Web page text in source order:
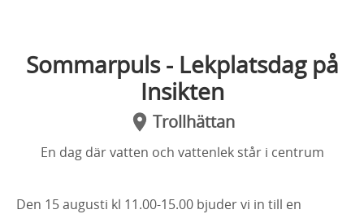
Sommarpuls - Lekplatsdag på
Insikten
Trollhättan
En dag där vatten och vattenlek står i centrum
Den 15 augusti kl 11.00-15.00 bjuder vi in till en